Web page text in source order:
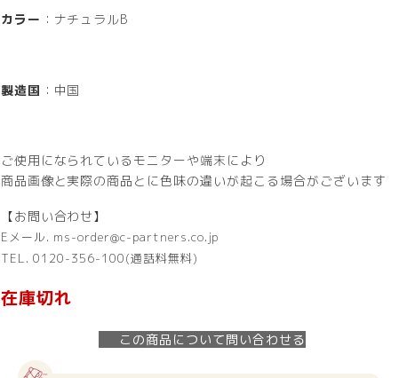
カラー ：ナチュラルB
製造国 ：中国
ご使用になられているモニターや端末により
商品画像と実際の商品とに色味の違いが起こる場合がございます
【お問い合わせ】
Eメール. ms-order@c-partners.co.jp
TEL. 0120-356-100(通話料無料)
在庫切れ
この商品について問い合わせる